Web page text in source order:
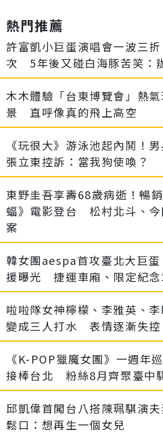
熱門推薦
許富凱小巨蛋演唱會一波三
次 5年後又碰白海豚苦笑：
木木體驗「台東博覽會」熱
景 直呼像真的飛上高空
《玩很大》游泳池起內鬨！
張立東控訴：當我狗使喚？
東野圭吾享壽68歲病逝！暢
蝠》電影登台 松村北斗、今
案
韓女團aespa首攻臺北大巨
援曝光 捷運車廂、限定紀念
啦啦隊女神檸檬、李雅英、
變成三人打水 表情逐漸失控
《K-POP獵魔女團》一週年
接棒台北 粉絲8月齊聚臺中
邱凱偉首闖台八搭陳珮騏演
鬆口：想再生一個女兒